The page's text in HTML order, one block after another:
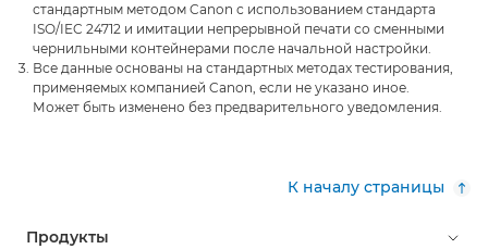
стандартным методом Canon с использованием стандарта
ISO/IEC 24712 и имитации непрерывной печати со сменными
чернильными контейнерами после начальной настройки.
Все данные основаны на стандартных методах тестирования,
применяемых компанией Canon, если не указано иное.
Может быть изменено без предварительного уведомления.
К началу страницы
Продукты